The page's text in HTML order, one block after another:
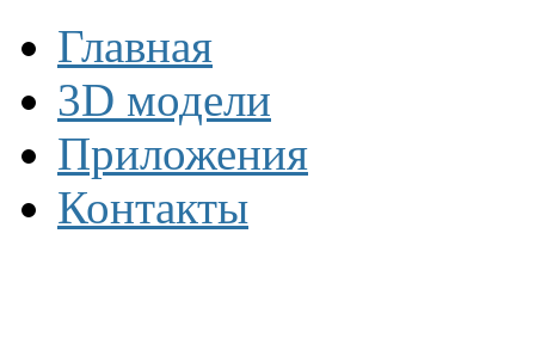
Главная
3D модели
Приложения
Контакты